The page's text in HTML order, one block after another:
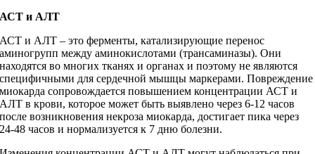
АСТ и АЛТ
АСТ и АЛТ – это ферменты, катализирующие перенос
аминогрупп между аминокислотами (трансаминазы). Они
находятся во многих тканях и органах и поэтому не являются
специфичными для сердечной мышцы маркерами. Повреждение
миокарда сопровождается повышением концентрации АСТ и
АЛТ в крови, которое может быть выявлено через 6-12 часов
после возникновения некроза миокарда, достигает пика через
24-48 часов и нормализуется к 7 дню болезни.